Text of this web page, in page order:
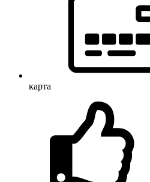
карта